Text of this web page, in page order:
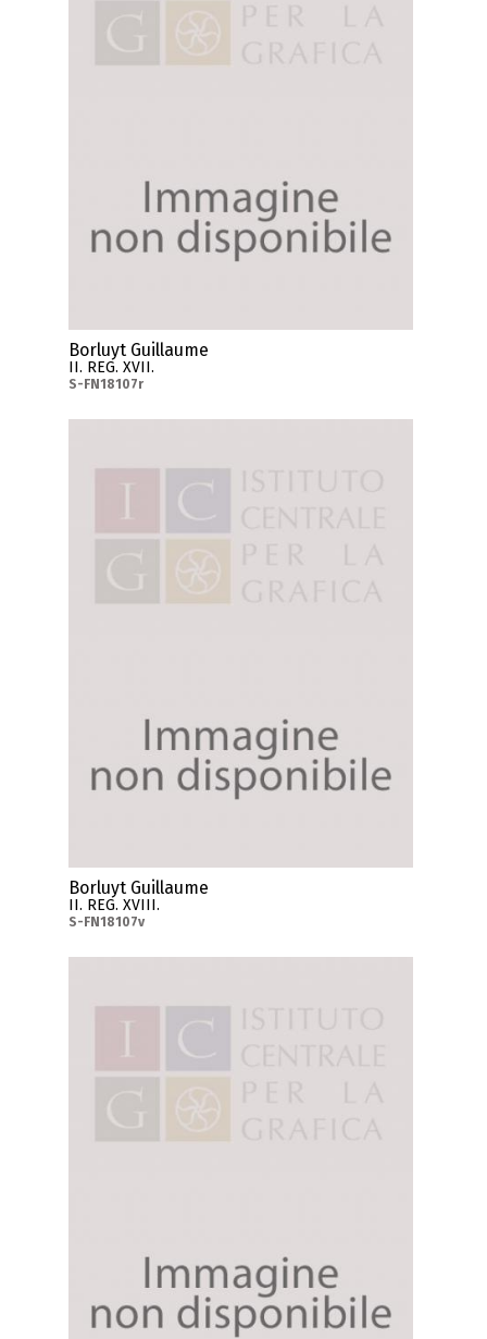
Borluyt Guillaume
II. REG. XVII.
S-FN18107r
Borluyt Guillaume
II. REG. XVIII.
S-FN18107v